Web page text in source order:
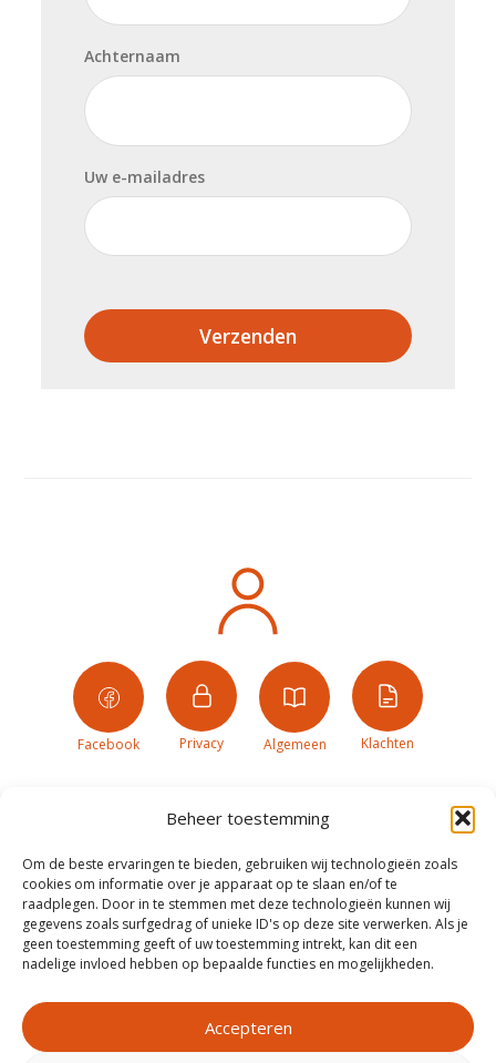
Beheer toestemming
Om de beste ervaringen te bieden, gebruiken wij technologieën zoals
cookies om informatie over je apparaat op te slaan en/of te
raadplegen. Door in te stemmen met deze technologieën kunnen wij
gegevens zoals surfgedrag of unieke ID's op deze site verwerken. Als je
geen toestemming geeft of uw toestemming intrekt, kan dit een
nadelige invloed hebben op bepaalde functies en mogelijkheden.
Accepteren
Achternaam
Uw e-mailadres
Verzenden
Facebook Privacy Algemeen Klachten